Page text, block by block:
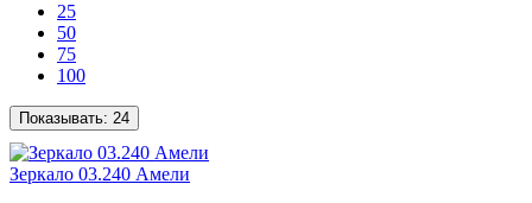
25
50
75
100
Показывать: 24
Зеркало 03.240 Амели